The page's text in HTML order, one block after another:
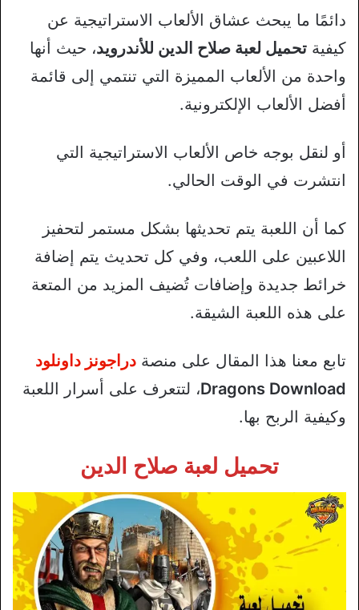
دائمًا ما يبحث عشاق الألعاب الاستراتيجية عن
كيفية تحميل لعبة صلاح الدين للأندرويد، حيث أنها
واحدة من الألعاب المميزة التي تنتمي إلى قائمة
أفضل الألعاب الإلكترونية.
أو لنقل بوجه خاص الألعاب الاستراتيجية التي
انتشرت في الوقت الحالي.
كما أن اللعبة يتم تحديثها بشكل مستمر لتحفيز
اللاعبين على اللعب، وفي كل تحديث يتم إضافة
خرائط جديدة وإضافات تُضيف المزيد من المتعة
على هذه اللعبة الشيقة.
تابع معنا هذا المقال على منصة دراجونز داونلود
Dragons Download، لتتعرف على أسرار اللعبة
وكيفية الربح بها.
تحميل لعبة صلاح الدين